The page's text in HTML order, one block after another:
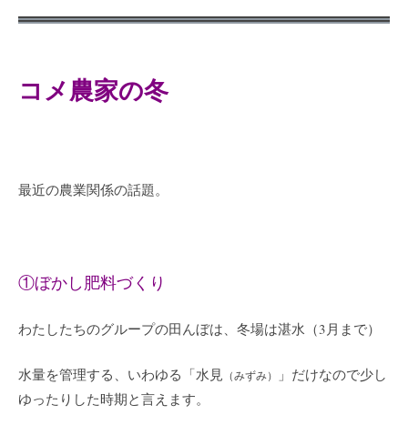
コメ農家の冬
最近の農業関係の話題。
①ぼかし肥料づくり
わたしたちのグループの田んぼは、冬場は湛水（3月まで）
水量を管理する、いわゆる「水見 （みずみ）
」だけなので少し
ゆったりした時期と言えます。